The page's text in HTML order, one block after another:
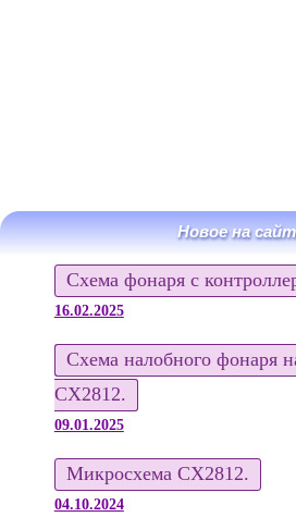
Новое на
Схема фонаря с
16.02.2025
Схема налобного фонаря
CX2812.
09.01.2025
Микросхема CX2812.
04.10.2024